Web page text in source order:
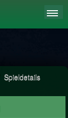
Spieldetails